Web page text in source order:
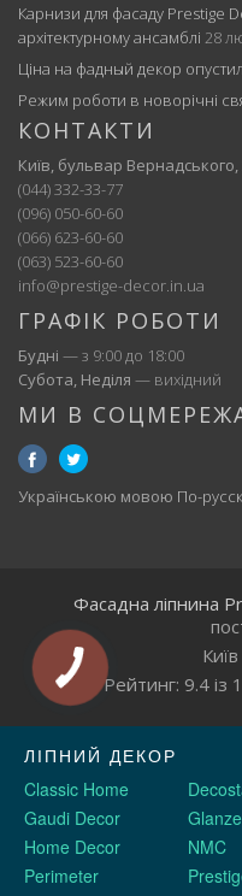
Карнизи для фасаду Prestige
архітектурному ансамблі 28
Ціна на фадный декор
Режим роботи в новорічні
КОНТАКТИ
Київ, бульвар Вернадського,
(044) 332-33-77
(096) 050-60-60
(066) 623-60-60
(063) 523-60-60
info@prestige-decor.in.ua
ГРАФІК РОБОТИ
Будні — з 9:00 до 18:00
Субота, Неділя — вихідний
МИ В
Українською мовою По-
Фасадна ліпнина
Рейтинг: 9.4із
ЛІПНИЙ ДЕКОР
Classic Home
Gaudi Decor
Home Decor
NMC
Perimeter